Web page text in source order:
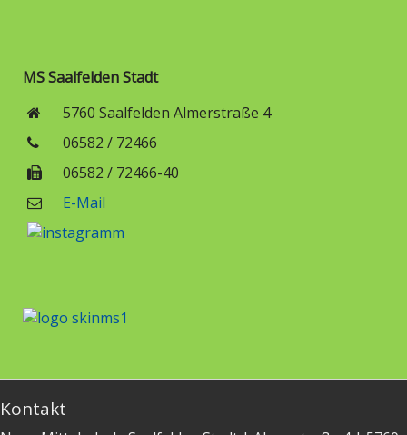
MS Saalfelden Stadt
5760 Saalfelden Almerstraße 4
06582 / 72466
06582 / 72466-40
E-Mail
Kontakt